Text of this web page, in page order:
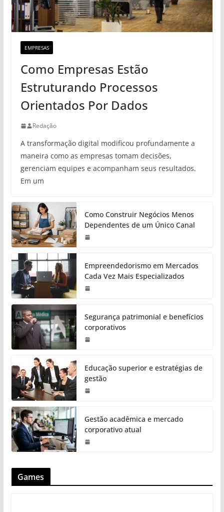
EMPRESAS
Como Empresas Estão
Estruturando Processos
Orientados Por Dados
Redação
A transformação digital modificou profundamente a
maneira como as empresas tomam decisões,
gerenciam equipes e acompanham seus resultados.
Em um
Como Construir Negócios Menos
Dependentes de um Único Canal
Empreendedorismo em Mercados
Cada Vez Mais Especializados
Segurança patrimonial e benefícios
corporativos
Educação superior e estratégias de
gestão
Gestão acadêmica e mercado
corporativo atual
Games